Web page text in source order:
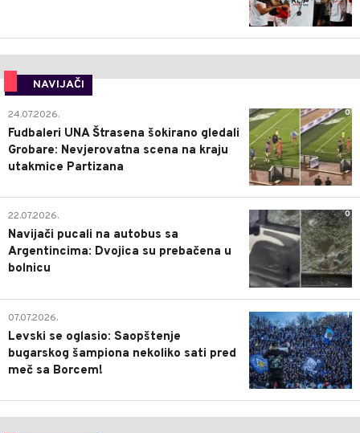
NAVIJAČI
0
24.07.2026.
Fudbaleri UNA Štrasena šokirano gledali
Grobare: Nevjerovatna scena na kraju
utakmice Partizana
0
22.07.2026.
Navijači pucali na autobus sa
Argentincima: Dvojica su prebačena u
bolnicu
1
07.07.2026.
Levski se oglasio: Saopštenje
bugarskog šampiona nekoliko sati pred
meč sa Borcem!